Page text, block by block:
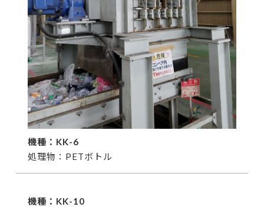
機種：KK-6
処理物：PETボトル
機種：KK-10